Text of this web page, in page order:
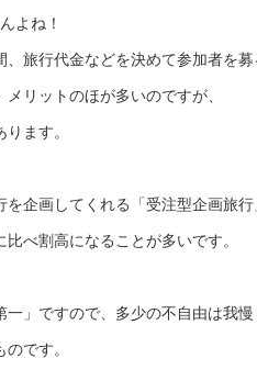
よね！
旅行代金などを決めて参加者を募
リットのほが多いのですが、
ます。
企画してくれる「受注型企画旅行
べ割高になることが多いです。
」ですので、多少の不自由は我慢
です。